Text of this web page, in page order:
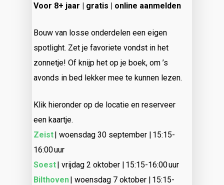
Voor 8+ jaar | gratis | online aanmelden
Bouw van losse onderdelen een eigen
spotlight. Zet je favoriete vondst in het
zonnetje! Of knijp het op je boek, om ’s
avonds in bed lekker mee te kunnen lezen.
Klik hieronder op de locatie en reserveer
een kaartje.
Zeist| woensdag 30 september | 15:15-
16:00 uur
Soest| vrijdag 2 oktober | 15:15-16:00 uur
Bilthoven| woensdag 7 oktober | 15:15-